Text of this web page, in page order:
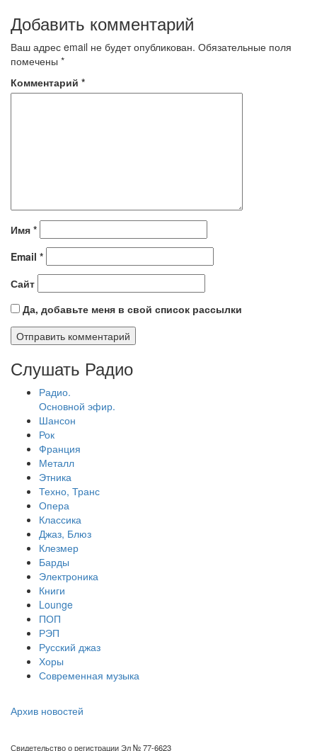
Добавить комментарий
Ваш адрес email не будет опубликован. Обязательные поля
помечены *
Комментарий *
Имя *
Email *
Сайт
Да, добавьте меня в свой список рассылки
Слушать Радио
Радио.
Основной эфир.
Шансон
Рок
Франция
Металл
Этника
Техно, Транс
Опера
Классика
Джаз, Блюз
Клезмер
Барды
Электроника
Книги
Lounge
ПОП
РЭП
Русский джаз
Хоры
Современная музыка
Архив новостей
Свидетельство о регистрации Эл № 77-6623